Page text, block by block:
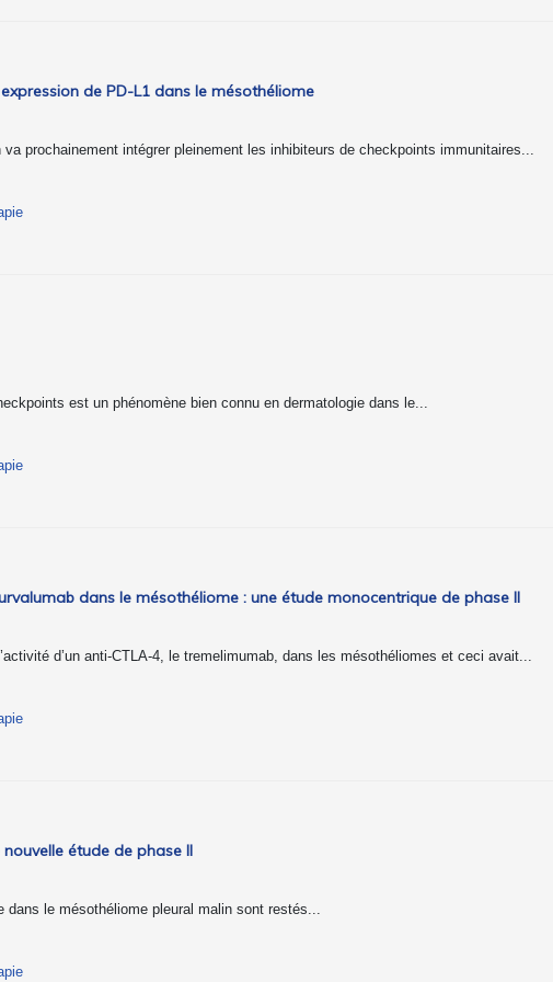
de PD-L1 dans le mésothéliome
prochainement intégrer pleinement les inhibiteurs de checkpoints immunitaires...
est un phénomène bien connu en dermatologie dans le...
dans le mésothéliome : une étude monocentrique de phase II
d’un anti-CTLA-4, le tremelimumab, dans les mésothéliomes et ceci avait...
étude de phase II
le mésothéliome pleural malin sont restés...